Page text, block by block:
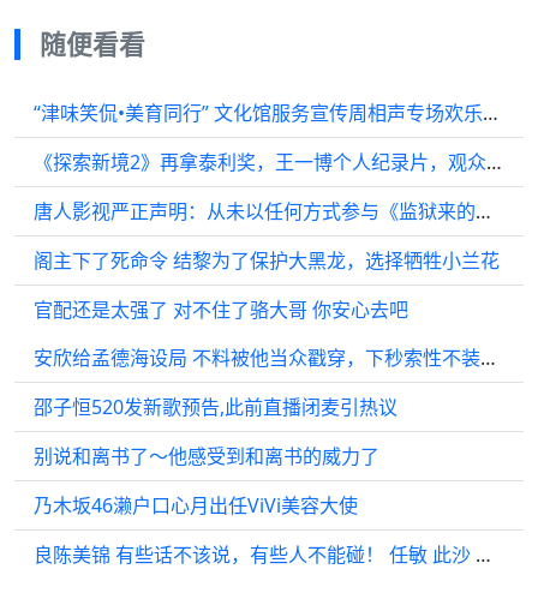
随便看看
“津味笑侃•美育同行” 文化馆服务宣传周相声专场欢乐开演
《探索新境2》再拿泰利奖，王一博个人纪录片，观众评分高达9.9
唐人影视严正声明：从未以任何方式参与《监狱来的妈妈》投资、制作、宣发等事务
阁主下了死命令 结黎为了保护大黑龙，选择牺牲小兰花
官配还是太强了 对不住了骆大哥 你安心去吧
安欣给孟德海设局 不料被他当众戳穿，下秒索性不装了！
邵子恒520发新歌预告,此前直播闭麦引热议
别说和离书了～他感受到和离书的威力了
乃木坂46濑户口心月出任ViVi美容大使
良陈美锦 有些话不该说，有些人不能碰！ 任敏 此沙 左叶